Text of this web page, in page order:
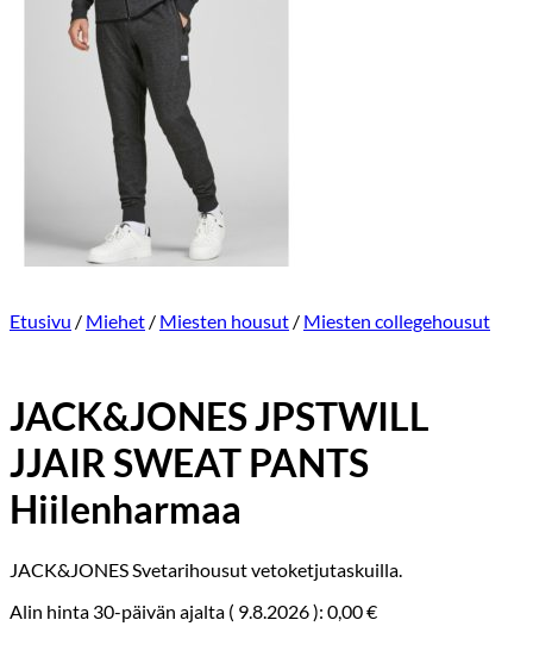
Etusivu / Miehet / Miesten housut / Miesten collegehousut
JACK&JONES JPSTWILL
JJAIR SWEAT PANTS
Hiilenharmaa
JACK&JONES Svetarihousut vetoketjutaskuilla.
Alin hinta 30-päivän ajalta ( 9.8.2026): 0,00€